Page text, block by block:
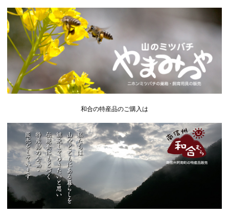
和合の特産品のご購入は